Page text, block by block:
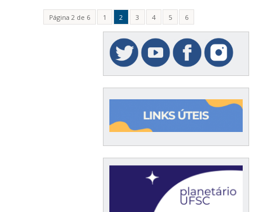
Página 2 de 6 1 2 3 4 5 6